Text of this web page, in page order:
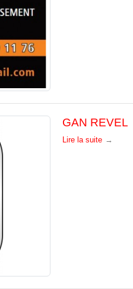
GAN REVEL
Lire la suite